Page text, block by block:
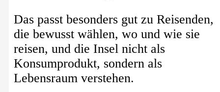
Das passt besonders gut zu Reisenden,
die bewusst wählen, wo und wie sie
reisen, und die Insel nicht als
Konsumprodukt, sondern als
Lebensraum verstehen.